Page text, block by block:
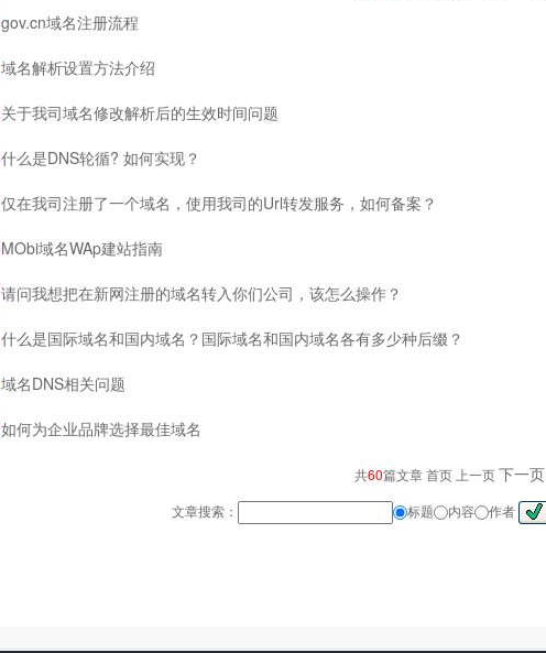
gov.cn域名注册流程
域名解析设置方法介绍
关于我司域名修改解析后的生效时间问题
什么是DNS轮循? 如何实现？
仅在我司注册了一个域名，使用我司的Url转发服务，如何备案？
MObi域名WAp建站指南
请问我想把在新网注册的域名转入你们公司，该怎么操作？
什么是国际域名和国内域名？国际域名和国内域名各有多少种后缀？
域名DNS相关问题
如何为企业品牌选择最佳域名
共60篇文章 首页 上一页下一页
文章搜索：
标题 内容 作者